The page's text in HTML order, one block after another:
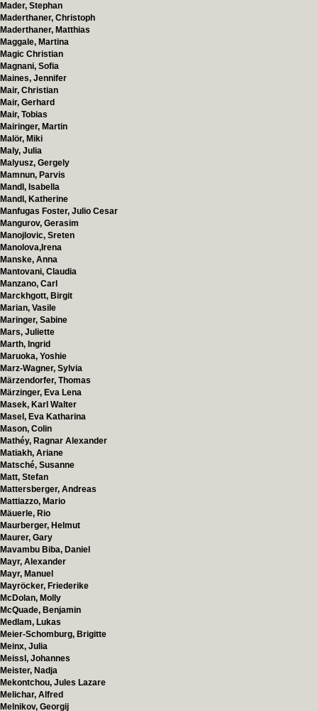
Mader, Stephan
Maderthaner, Christoph
Maderthaner, Matthias
Maggale, Martina
Magic Christian
Magnani, Sofia
Maines, Jennifer
Mair, Christian
Mair, Gerhard
Mair, Tobias
Mairinger, Martin
Malör, Miki
Maly, Julia
Malyusz, Gergely
Mamnun, Parvis
Mandl, Isabella
Mandl, Katherine
Manfugas Foster, Julio Cesar
Mangurov, Gerasim
Manojlovic, Sreten
Manolova,Irena
Manske, Anna
Mantovani, Claudia
Manzano, Carl
Marckhgott, Birgit
Marian, Vasile
Maringer, Sabine
Mars, Juliette
Marth, Ingrid
Maruoka, Yoshie
Marz-Wagner, Sylvia
Märzendorfer, Thomas
Märzinger, Eva Lena
Masek, Karl Walter
Masel, Eva Katharina
Mason, Colin
Mathéy, Ragnar Alexander
Matiakh, Ariane
Matsché, Susanne
Matt, Stefan
Mattersberger, Andreas
Mattiazzo, Mario
Mäuerle, Rio
Maurberger, Helmut
Maurer, Gary
Mavambu Biba, Daniel
Mayr, Alexander
Mayr, Manuel
Mayröcker, Friederike
McDolan, Molly
McQuade, Benjamin
Medlam, Lukas
Meier-Schomburg, Brigitte
Meinx, Julia
Meissl, Johannes
Meister, Nadja
Mekontchou, Jules Lazare
Melichar, Alfred
Melnikov, Georgij